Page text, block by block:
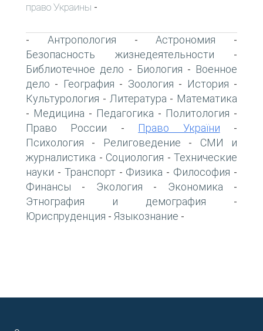
право Украины -
- Антропология -Астрономия -
Безопасность жизнедеятельности -
Библиотечное дело - Биология - Военное
дело - География - Зоология - История -
Культурология - Литература - Математика
- Медицина - Педагогика - Политология -
Право России - Право України -
Психология - Религоведение - СМИ и
журналистика - Социология - Технические
науки - Транспорт- Физика - Философия -
Финансы - Экология - Экономика -
Этнография и демография -
Юриспруденция - Языкознание -